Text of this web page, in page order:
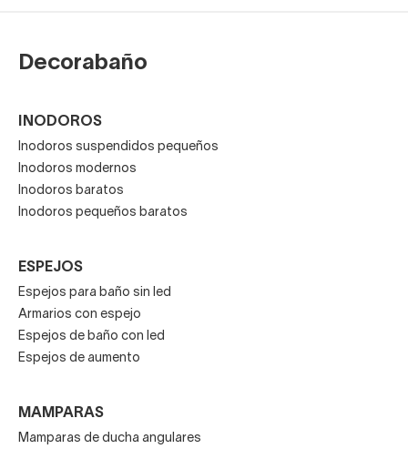
Decorabaño
INODOROS
Inodoros suspendidos pequeños
Inodoros modernos
Inodoros baratos
Inodoros pequeños baratos
ESPEJOS
Espejos para baño sin led
Armarios con espejo
Espejos de baño con led
Espejos de aumento
MAMPARAS
Mamparas de ducha angulares